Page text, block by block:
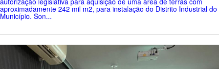
aproximadamente 242 mil m2, para instalação do Distrito Industrial do
Município. Son...